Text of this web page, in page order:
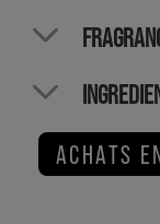
ACHATS